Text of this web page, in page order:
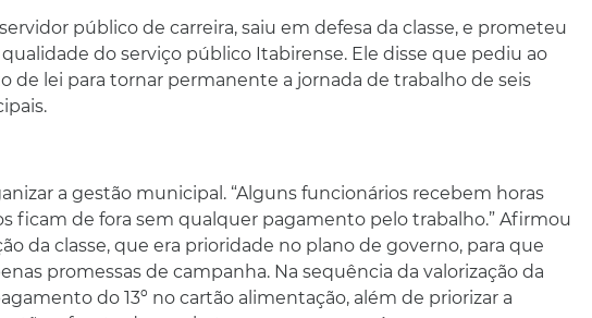
público de carreira, saiu em defesa da classe, e prometeu
do serviço público Itabirense. Ele disse que pediu ao
de lei para tornar permanente a jornada de trabalho de seis
a gestão municipal. “Alguns funcionários recebem horas
ficam de fora sem qualquer pagamento pelo trabalho.” Afirmou
da classe, que era prioridade no plano de governo, para que
promessas de campanha. Na sequência da valorização da
do 13º no cartão alimentação, além de priorizar a